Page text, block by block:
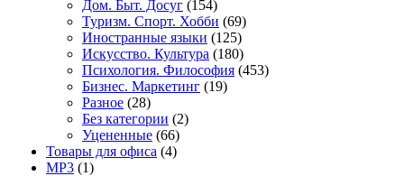
Дом. Быт. Досуг (154)
Туризм. Спорт. Хобби (69)
Иностранные языки (125)
Искусство. Культура (180)
Психология. Философия (453)
Бизнес. Маркетинг (19)
Разное (28)
Без категории (2)
Уцененные (66)
Товары для офиса (4)
MP3 (1)